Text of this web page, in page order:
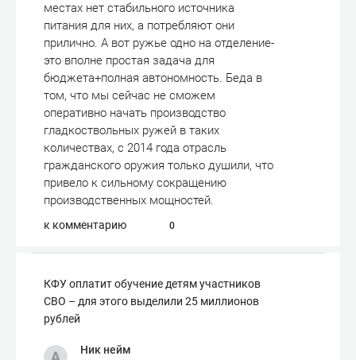
местах нет стабильного источника
питания для них, а потребляют они
прилично. А вот ружье одно на отделение-
это вполне простая задача для
бюджета+полная автономность. Беда в
том, что мы сейчас не сможем
оперативно начать производство
гладкоствольных ружей в таких
количествах, с 2014 года отрасль
гражданского оружия только душили, что
привело к сильному сокращению
производственных мощностей.
к комментарию 0
КФУ оплатит обучение детям участников
СВО – для этого выделили 25 миллионов
рублей
Ник нейм